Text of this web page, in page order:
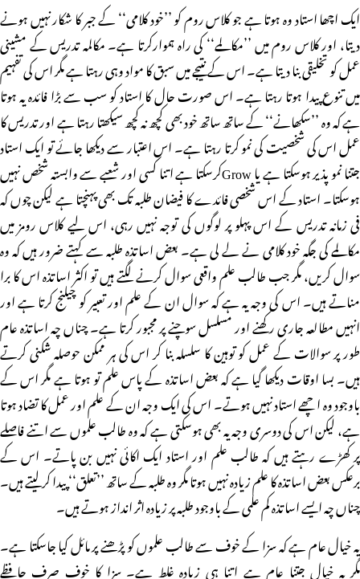
ایک اچھا استاد وہ ہوتا ہے جو کلاس روم کو ’’خود کلامی‘‘ کے جبر کا شکار نہیں ہونے
دیتا، اور کلاس روم میں ’’مکالمے‘‘ کی راہ ہموارکرتا ہے۔ مکالمہ تدریس کے مشینی
عمل کو تخلیقی بنا دیتا ہے۔ اس کے نتیجے میں سبق کا مواد وہی رہتا ہے مگر اس کی تفہیم
میں تنوع پیدا ہوتا رہتا ہے۔ اس صورت حال کا استاد کو سب سے بڑا فائدہ یہ ہوتا
ہے کہ وہ ’’سکھانے‘‘ کے ساتھ ساتھ خود بھی کچھ نہ کچھ سیکھتا رہتا ہے اور تدریس کا
عمل اس کی شخصیت کی نمو کرتا رہتا ہے۔ اس اعتبار سے دیکھا جائے تو ایک استاد
جتنا نمو پذیر ہوسکتا ہے یا Growکرسکتا ہے اتنا کسی اور شعبے سے وابستہ شخص نہیں
ہوسکتا۔ استاد کے اس شخصی فائدے کا فیضان طلبہ تک بھی پہنچتا ہے لیکن چوں کہ
فی زمانہ تدریس کے اس پہلو پر لوگوں کی توجہ نہیں رہی، اس لیے کلاس رومز میں
مکالمے کی جگہ خود کلامی نے لے لی ہے۔ بعض اساتذہ طلبہ سے کہتے ضرور ہیں کہ وہ
سوال کریں، مگر جب طالب علم واقعی سوال کرنے لگتے ہیں تو اکثر اساتذہ اس کا برا
مناتے ہیں۔ اس کی وجہ یہ ہے کہ سوال ان کے علم اور تعبیر کو چیلنج کرتا ہے اور
انہیں مطالعہ جاری رکھنے اور مسلسل سوچنے پر مجبور کرتا ہے۔ چناں چہ اساتذہ عام
طور پر سوالات کے عمل کو توہین کا سلسلہ بنا کر اس کی ہر ممکن حوصلہ شکنی کرتے
ہیں۔ بسا اوقات دیکھا گیا ہے کہ بعض اساتذہ کے پاس علم تو ہوتا ہے مگر اس کے
باوجود وہ اچھے استاد نہیں ہوتے۔ اس کی ایک وجہ ان کے علم اور عمل کا تضاد ہوتا
ہے، لیکن اس کی دوسری وجہ یہ بھی ہوسکتی ہے کہ وہ طالب علموں سے اتنے فاصلے
پر کھڑے رہتے ہیں کہ طالب علم اور استاد ایک اکائی نہیں بن پاتے۔ اس کے
برعکس بعض اساتذہ کا علم زیادہ نہیں ہوتا مگر وہ طلبہ کے ساتھ ’’تعلق‘‘ پیدا کرلیتے ہیں۔
چناں چہ ایسے اساتذہ کم علمی کے باوجود طلبہ پر زیادہ اثر انداز ہوتے ہیں۔
یہ خیال عام ہے کہ سزا کے خوف سے طالب علموں کو پڑھنے پر مائل کیا جاسکتا ہے۔
مگر یہ خیال جتنا عام ہے اتنا ہی زیادہ غلط ہے۔ سزا کا خوف صرف حافظے